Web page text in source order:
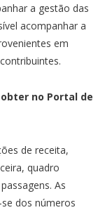
a gestão das
acompanhar a
em
no Portal de
de receita,
quadro
As
dos números